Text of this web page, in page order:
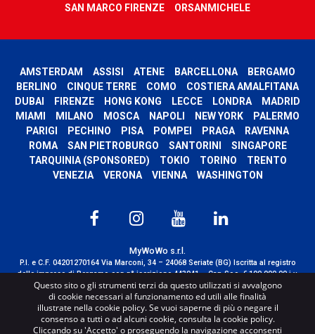
SAN MARCO FIRENZE
ORSANMICHELE
AMSTERDAM ASSISI ATENE BARCELLONA
BERGAMO
BERLINO
CINQUE TERRE COMO
COSTIERA AMALFITANA
DUBAI
FIRENZE HONG KONG LECCE LONDRA
MADRID
MIAMI
MILANO MOSCA NAPOLI NEW YORK
PALERMO
PARIGI
PECHINO PISA POMPEI PRAGA
RAVENNA
ROMA
SAN PIETROBURGO SANTORINI
SINGAPORE
TARQUINIA (SPONSORED)
TOKIO TORINO
TRENTO
VENEZIA
VERONA VIENNA WASHINGTON
MyWoWo s.r.l.
P.I. e C.F. 04201270164 Via Marconi, 34 – 24068 Seriate (BG) Iscritta al registro
delle imprese di Bergamo con n° iscrizione 443941 – Cap.Soc. € 100.000,00 i.v.
TERMS AND CONDITIONS-CREDITS
Questo sito o gli strumenti terzi da questo utilizzati si avvalgono
di cookie necessari al funzionamento ed utili alle finalità
illustrate nella cookie policy. Se vuoi saperne di più o negare il
consenso a tutti o ad alcuni cookie, consulta la cookie policy.
Cliccando su 'Accetto' o proseguendo la navigazione acconsenti